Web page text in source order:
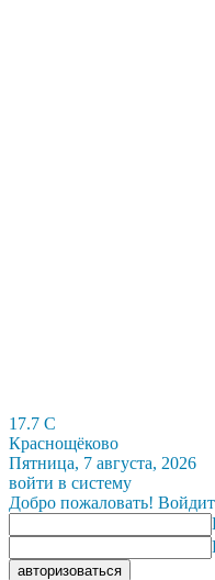
17.7 C
Краснощёково
Пятница, 7 августа, 2026
войти в систему
Добро пожаловать!